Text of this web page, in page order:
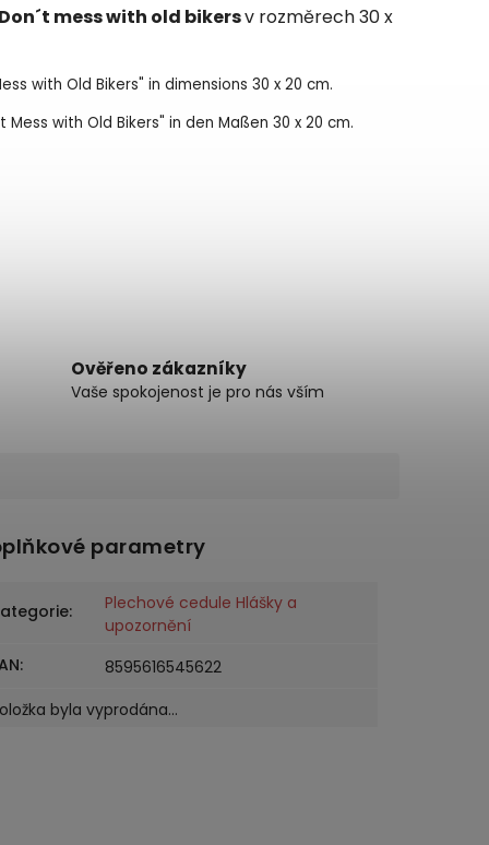
Don´t mess with old bikersv rozměrech 30 x
with Old Bikers" in dimensions 30 x 20 cm.
Mess with Old Bikers" in den Maßen 30 x 20 cm.
Ověřeno zákazníky
Vaše spokojenost je pro nás vším
parametry
:
Plechové cedule Hlášky a
upozornění
:
8595616545622
byla vyprodána…